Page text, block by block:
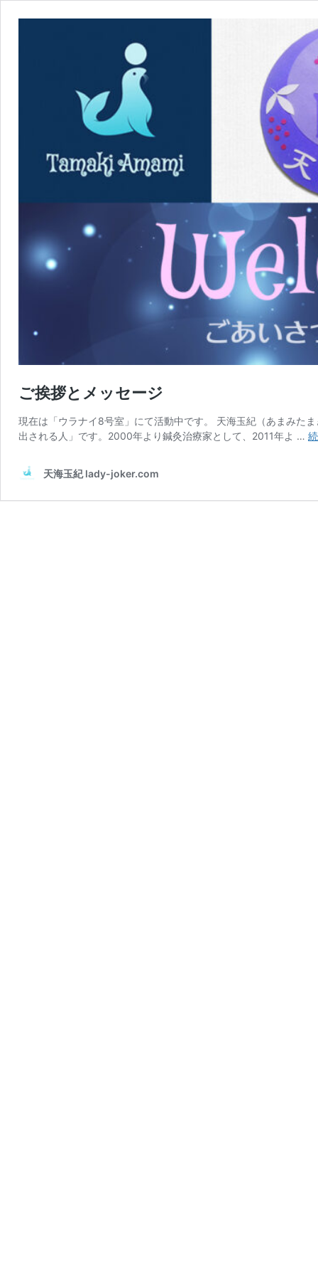
ご挨拶とメッセージ
現在は「ウラナイ8号室」にて活動中です。 天海玉紀（あまみた
出される人」です。2000年より鍼灸治療家として、2011年よ …
天海玉紀 lady-joker.com